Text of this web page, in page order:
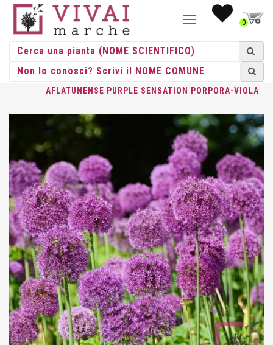
NAVIGAZIONE0
HOME/ERBACEE/ERBACEE PERENNI/ALLIUM / ALLIUM
AFLATUNENSE PURPLE SENSATION PORPORA-VIOLA